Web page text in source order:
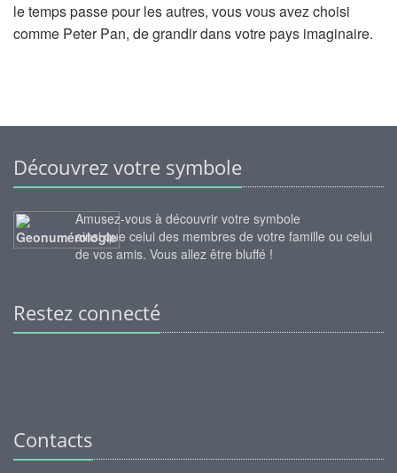
le temps passe pour les autres, vous vous avez choisi
comme Peter Pan, de grandir dans votre pays imaginaire.
Découvrez votre symbole
Amusez-vous à découvrir votre symbole
ainsi que celui des membres de votre famille ou celui
de vos amis. Vous allez être bluffé !
Restez connecté
Contacts